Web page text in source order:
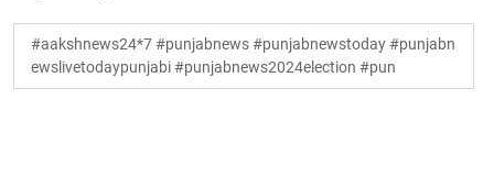
#aakshnews24*7 #punjabnews #punjabnewstoday #punjabn
ewslivetodaypunjabi #punjabnews2024election #pun